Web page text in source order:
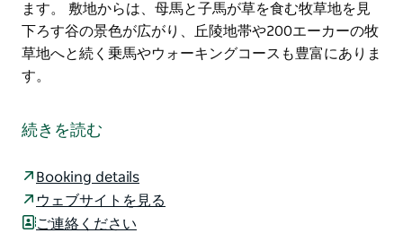
ます。 敷地からは、母馬と子馬が草を食む牧草地を見
下ろす谷の景色が広がり、丘陵地帯や200エーカーの牧
草地へと続く乗馬やウォーキングコースも豊富にありま
す。
ステイキャンプを提供しており、馬小屋と囲いも完備し
ているため、馬連れのお客様も歓迎いたします。キャン
がご利用いただけます。
ナンドル・ロード沿いの静かな場所に位置し、タムワー
続きを読む
Booking details
ウェブサイトを見る
ご連絡ください